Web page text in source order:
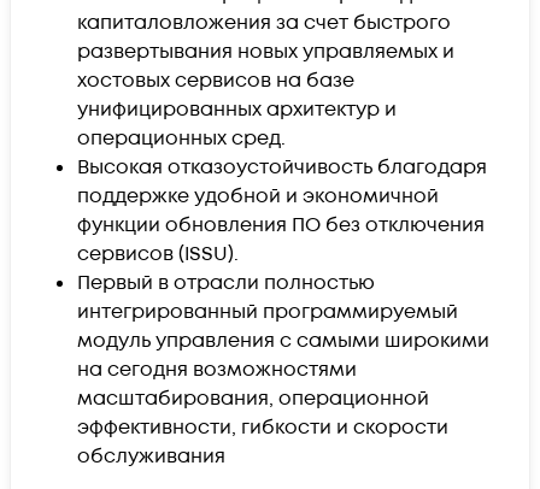
капиталовложения за счет быстрого
развертывания новых управляемых и
хостовых сервисов на базе
унифицированных архитектур и
операционных сред.
Высокая отказоустойчивость благодаря
поддержке удобной и экономичной
функции обновления ПО без отключения
сервисов (ISSU).
Первый в отрасли полностью
интегрированный программируемый
модуль управления с самыми широкими
на сегодня возможностями
масштабирования, операционной
эффективности, гибкости и скорости
обслуживания